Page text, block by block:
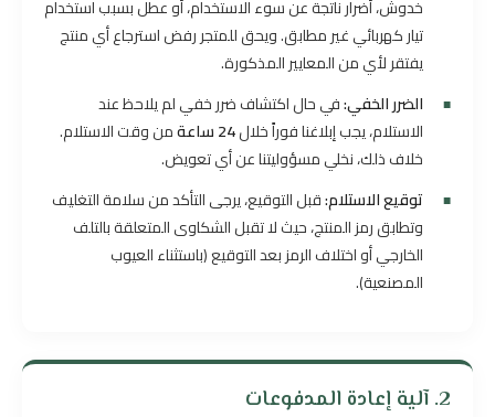
خدوش، أضرار ناتجة عن سوء الاستخدام، أو عطل بسبب استخدام
تيار كهربائي غير مطابق. ويحق للمتجر رفض استرجاع أي منتج
يفتقر لأي من المعايير المذكورة.
الضرر الخفي:في حال اكتشاف ضرر خفي لم يلاحظ عند
الاستلام، يجب إبلاغنا فوراً خلال24 ساعة
من وقت الاستلام.
خلاف ذلك، نخلي مسؤوليتنا عن أي تعويض.
توقيع الاستلام:قبل التوقيع، يرجى التأكد من سلامة التغليف
وتطابق رمز المنتج، حيث لا تقبل الشكاوى المتعلقة بالتلف
الخارجي أو اختلاف الرمز بعد التوقيع (باستثناء العيوب
المصنعية).
2. آلية إعادة المدفوعات